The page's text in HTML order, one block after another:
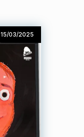
15/03/2025